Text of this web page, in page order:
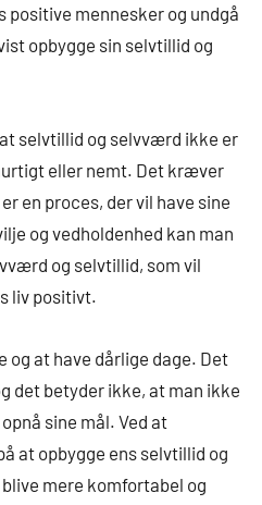
positive mennesker og undgå
opbygge sin selvtillid og
selvtillid og selvværd ikke er
eller nemt. Det kræver
en proces, der vil have sine
og vedholdenhed kan man
og selvtillid, som vil
liv positivt.
og at have dårlige dage. Det
det betyder ikke, at man ikke
sine mål. Ved at
at opbygge ens selvtillid og
mere komfortabel og